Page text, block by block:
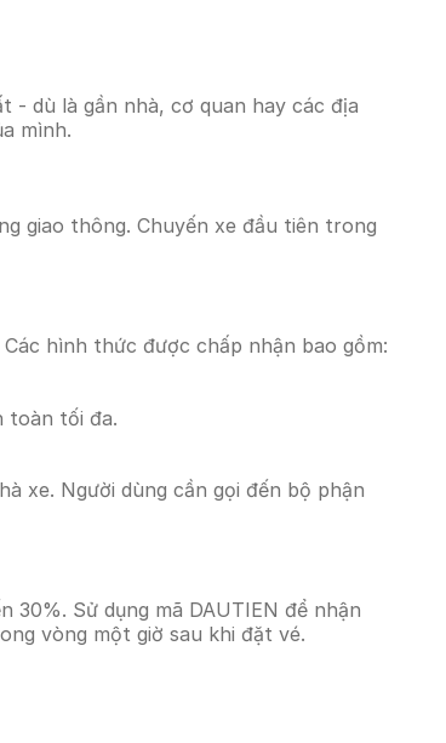
- dù là gần nhà, cơ quan hay các địa
mình.
giao thông. Chuyến xe đầu tiên trong
hình thức được chấp nhận bao gồm:
toàn tối đa.
xe. Người dùng cần gọi đến bộ phận
Sử dụng mã DAUTIEN để nhận
vòng một giờ sau khi đặt vé.